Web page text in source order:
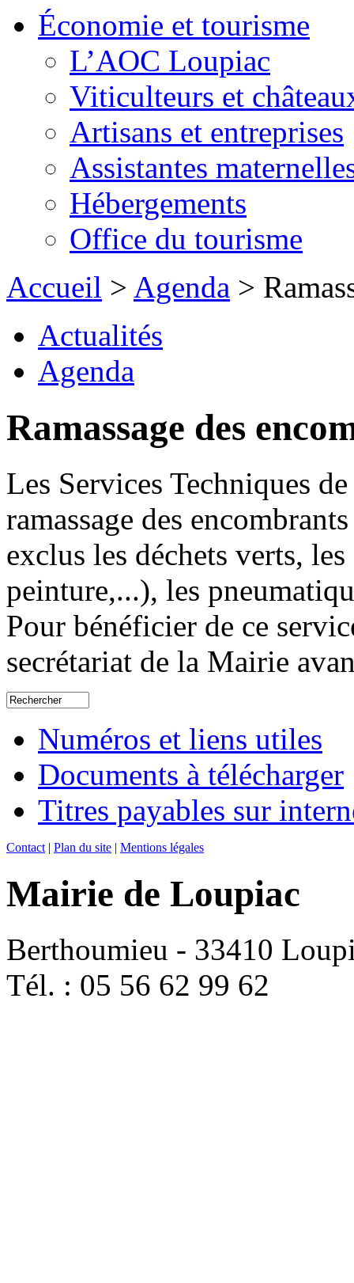
Économie et tourisme
L’AOC Loupiac
Viticulteurs et
Artisans et entreprises
Assistantes
Hébergements
Office du tourisme
Accueil > Agenda >
Actualités
Agenda
Ramassage des
Les Services Techniques
ramassage des
exclus les déchets verts,
peinture,...), les
Pour bénéficier de ce
secrétariat de la Mairie
Numéros et liens utiles
Documents à télécharger
Titres payables sur
Contact | Plan du site | Mentions légales
Mairie de Loupiac
Berthoumieu - 33410
Tél. : 05 56 62 99 62